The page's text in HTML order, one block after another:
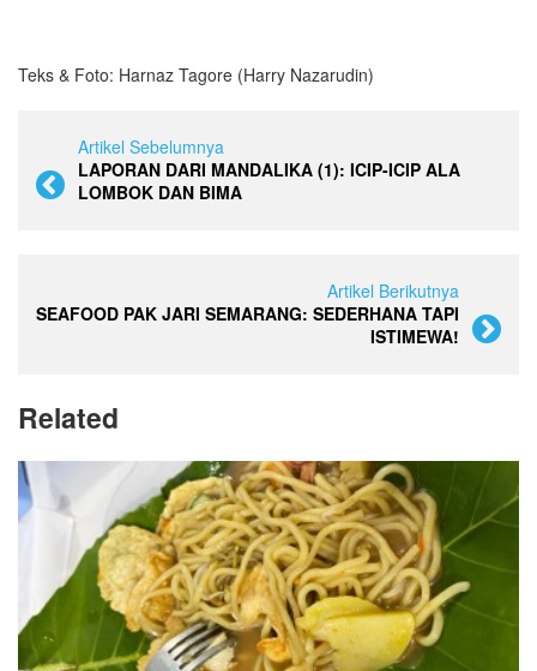
Teks & Foto: Harnaz Tagore (Harry Nazarudin)
Artikel Sebelumnya
LAPORAN DARI MANDALIKA (1): ICIP-ICIP ALA
LOMBOK DAN BIMA
Artikel Berikutnya
SEAFOOD PAK JARI SEMARANG: SEDERHANA TAPI
ISTIMEWA!
Related